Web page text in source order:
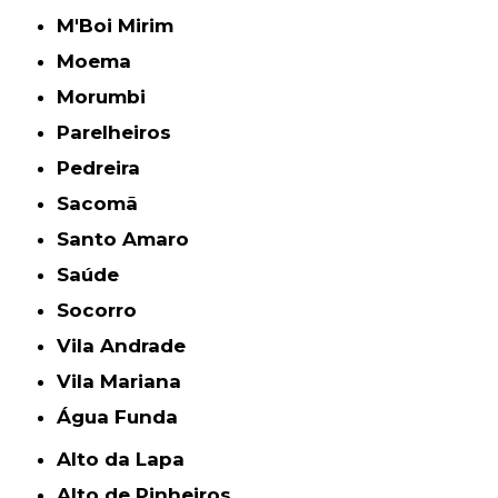
M'Boi Mirim
Moema
Morumbi
Parelheiros
Pedreira
Sacomã
Santo Amaro
Saúde
Socorro
Vila Andrade
Vila Mariana
Água Funda
Alto da Lapa